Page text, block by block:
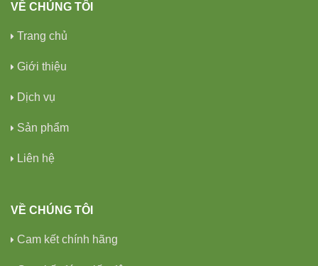
VỀ CHÚNG TÔI
Trang chủ
Giới thiệu
Dịch vụ
Sản phẩm
Liên hệ
VỀ CHÚNG TÔI
Cam kết chính hãng